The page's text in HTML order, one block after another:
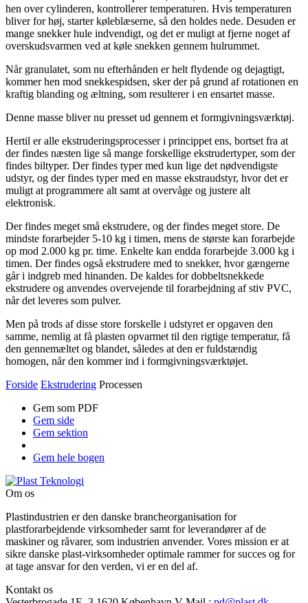
hen over cylinderen, kontrollerer temperaturen. Hvis temperaturen
bliver for høj, starter køle­blæserne, så den holdes nede. Des­uden er
mange snekker hule indvendigt, og det er muligt at fjerne noget af
overskudsvarmen ved at køle snekken gennem hulrummet.
Når granulatet, som nu efterhånden er helt flydende og dejagtigt,
kommer hen mod snekkespidsen, sker der på grund af rotationen en
kraftig blanding og æltning, som resulterer i en ensartet masse.
Denne masse bliver nu presset ud gennem et formgivningsværktøj.
Hertil er alle ekstruderingsprocesser i princippet ens, bortset fra at
der findes næsten lige så mange forskellige ekstrudertyper, som der
findes biltyper. Der findes typer med kun lige det nødvendigste
udstyr, og der findes typer med en masse ekstraudstyr, hvor det er
muligt at programmere alt samt at overvåge og justere alt
elektronisk.
Der findes meget små ekstrudere, og der findes meget store. De
mindste forarbejder 5-10 kg i timen, mens de største kan forarbejde
op mod 2.000 kg pr. time. Enkelte kan endda forarbejde 3.000 kg i
timen. Der findes også ekstrudere med to snekker, hvor gængerne
går i indgreb med hinanden. De kaldes for dobbeltsnekkede
ekstrudere og anvendes overvejende til forarbejdning af stiv PVC,
når det leveres som pulver.
Men på trods af disse store forskelle i udstyret er opgaven den
samme, nemlig at få plasten opvarmet til den rigtige temperatur, få
den gennem­æltet og blandet, således at den er fuldstændig
homogen, når den kommer ind i formgivningsværktøjet.
Forside Ekstrudering Processen
Gem som PDF
Gem side
Gem sektion
Gem hele bogen
Om os
Plastindustrien er den danske brancheorganisation for
plastforarbejdende virksomheder samt for leverandører af de
maskiner og råvarer, som industrien anvender. Vores mission er at
sikre danske plast-virksomheder optimale rammer for succes og for
at tage ansvar for den verden, vi er en del af.
Kontakt os